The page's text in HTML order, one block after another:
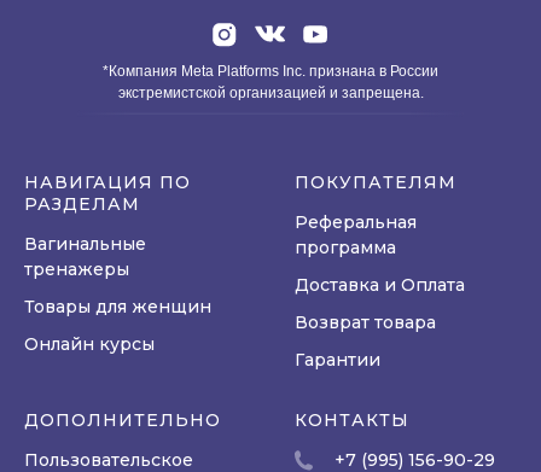
*Компания Meta Platforms Inc. признана в России
экстремистской организацией и запрещена.
НАВИГАЦИЯ ПО
РАЗДЕЛАМ
Вагинальные
тренажеры
Товары для женщин
Онлайн курсы
ПОКУПАТЕЛЯМ
Реферальная
программа
Доставка и Оплата
Возврат товара
Гарантии
ДОПОЛНИТЕЛЬНО
Пользовательское
КОНТАКТЫ
+7 (995) 156-90-29